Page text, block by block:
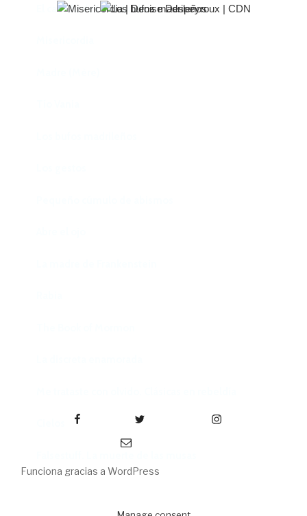
El castillo de Lindabridis
Correo electrónico
Funciona gracias a WordPress